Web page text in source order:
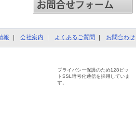
報 会社案内 よくあるご質問 お問合わせ
プライバシー保護のため128ビッ
トSSL暗号化通信を採用していま
す。